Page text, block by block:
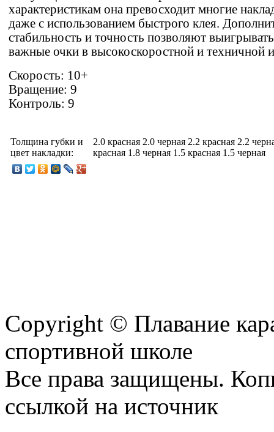
характеристикам она превосходит многие
даже с использованием быстрого клея.
стабильность и точность позволяют выигрывать
важные очки в высокоскоростной и техничной
Скорость: 10+
Вращение: 9
Контроль: 9
Толщина губки и
цвет накладки:
2.0 красная 2.0 черная 2.2 красная 2.2
красная 1.8 черная 1.5 красная 1.5 черная
Copyright © Плавание
спортивной школе
Все права защищены.
ссылкой на источник